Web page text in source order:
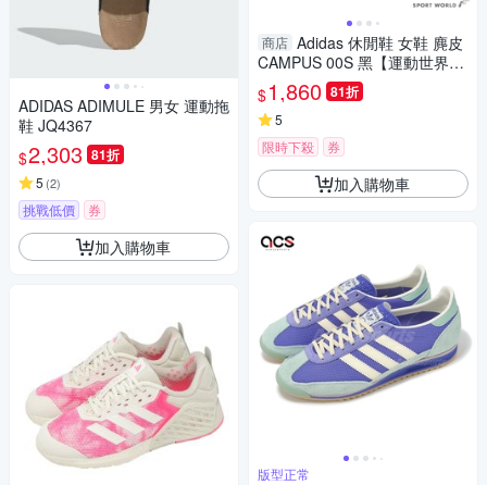
ADIDAS ADIMULE 男女 運動拖
鞋 JQ4367
$2,303 81折
5 (2)
挑戰低價 券
加入購物車
商店 Adidas 休閒鞋 女鞋 麂皮
CAMPUS 00S 黑【運動世界】
JQ4111
$1,860 81折
5
限時下殺
券
加入購物車
版型正常